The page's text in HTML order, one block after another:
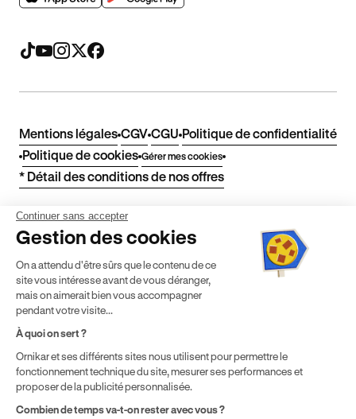
Mentions légales CGV CGU Politique de confidentialité
Politique de cookies Gérer mes cookies
* Détail des conditions de nos offres
Politique de prix : nos prix varient en fonction de votre
localisation géographique et du type de formules que vous
achetez comme détaillé dans nos
Conditions Générales de
Vente.
¹ Économie moyenne TTC hors promotions constatées entre
une formule initiale de préparation au permis de conduire en
boîte manuelle Ornikar (799,34€) et en auto-école
2024. Étude menée sur le marché des auto-écoles situées en
France métropolitaine & en outre-mer.
Continuer sans accepter
Gestion des cookies
On a attendu d'être sûrs que le contenu de ce
site vous intéresse avant de vous déranger,
mais on aimerait bien vous accompagner
pendant votre visite...
À quoi on sert ?
Ornikar et ses différents sites nous utilisent pour permettre le
fonctionnement technique du site, mesurer ses performances et
proposer de la publicité personnalisée.
Combien de temps va-t-on rester avec vous ?